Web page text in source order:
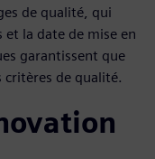
de qualité, qui
la date de mise en
garantissent que
de qualité.